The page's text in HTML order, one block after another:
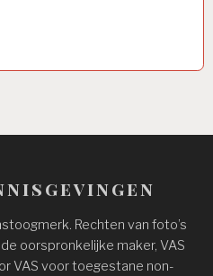
Rechten van foto’s
oorspronkelijke maker, VAS
VAS voor toegestane non-